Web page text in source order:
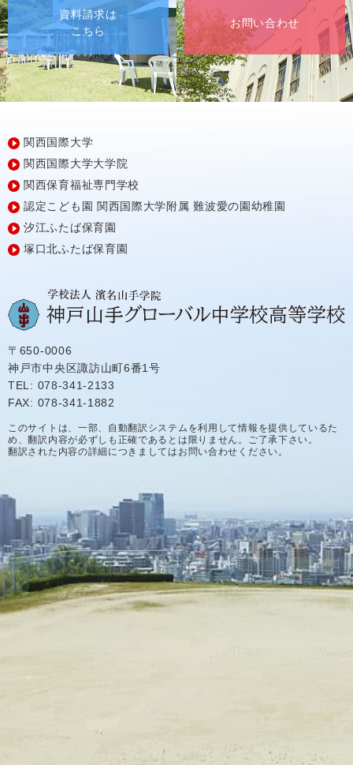
資料請求は
こちら
お問い合わせ
関西国際大学
関西国際大学大学院
関西保育福祉専門学校
認定こども園 関西国際大学附属 難波愛の園幼稚園
汐江ふたば保育園
塚口北ふたば保育園
〒650-0006
神戸市中央区諏訪山町6番1号
TEL: 078-341-2133
FAX: 078-341-1882
このサイトは、一部、自動翻訳システムを利用して情報を提供しているた
め、翻訳内容が必ずしも正確であるとは限りません。ご了承下さい。
翻訳された内容の詳細につきましてはお問い合わせください。